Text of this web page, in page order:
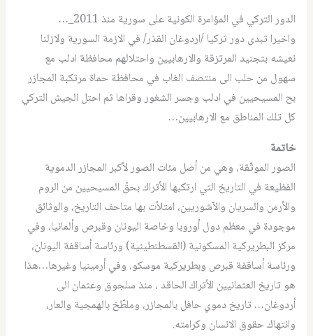
الدور التركي في المؤامرة الكونية على سورية منذ 2011_…
واخيرا تبدى دور تركيا /اردوغان القذر/ في الازمة السورية ولازلنا
نعيشه بتجنيد المرتزقة والارهابيين واحتلالهم محافظة ادلب مع
سهول من حلب الى منتصف الغاب في محافظة حماة مرتكبة المجازر
بح المسيحيين في ادلب وجسر الشغور وقراها ثم احتل الجيش التركي
كل تلك المناطق مع الارهابيين…
خاتمة
الصور الموثّقة، وهي من أصل مئات الصور لأكبر المجازر الدموية
الفظيعة في التاريخ التي ارتكبها الأتراك بحقّ المسيحيين من الروم
والأرمن والسريان والآشوريين، امتلأت بها متاحف التاريخ، والوثائق
موجودة في معظم دول أوروبا وخاصة اليونان وقبرص وألمانيا، وفي
مركز البطريركية المسكونية (القسطنطينية) ورئاسة أساقفة اليونان،
ورئاسة أساقفة قبرص وبطريركية موسكو، وفي أرمينيا وغيرها…هذا
هو تاريخ العثمانيين الأتراك الحاقد ، منذ سلجوق وعثمان الى
أردوغان… تاريخ دموي حافل بالمجازر، وملطّخ بالهمجية والعار،
وانتهاك حقوق الانسان وكرامته.